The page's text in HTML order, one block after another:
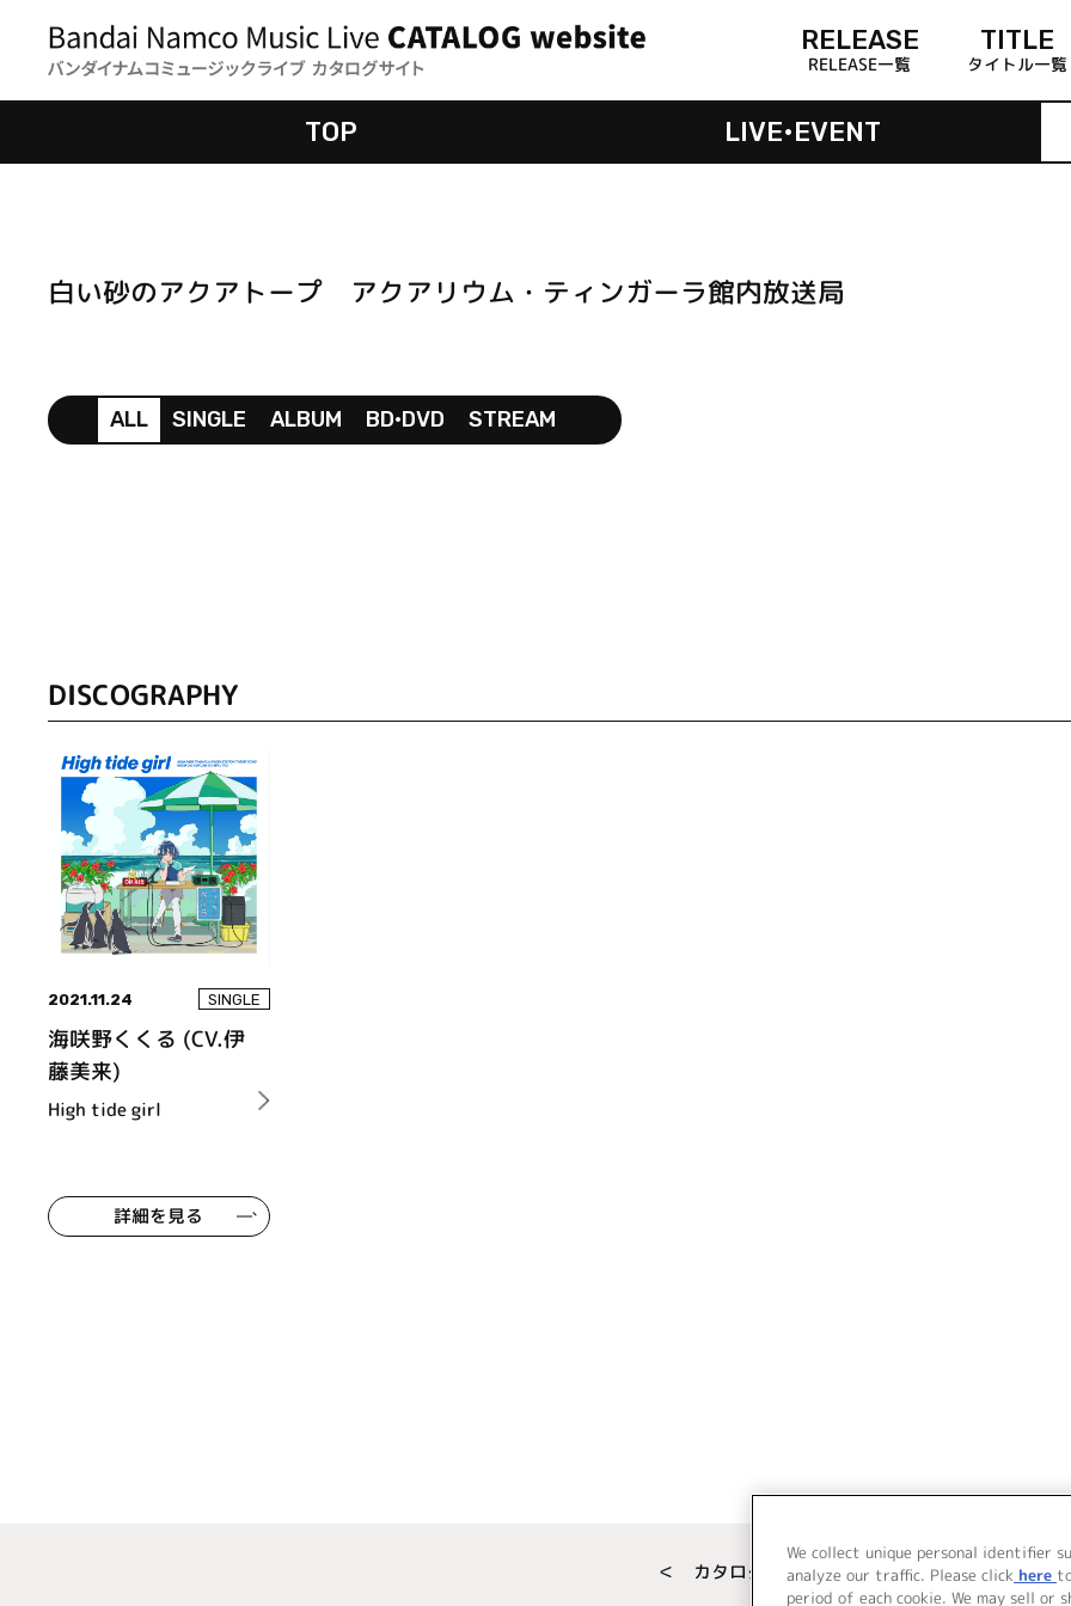
RELEASE
RELEASE一覧
TITLE
タイトル一覧
TOP LIVE•EVENT
白い砂のアクアトープ アクアリウム・ティンガーラ館内放送局
ALL SINGLE ALBUM BD•DVD STREAM
DISCOGRAPHY
2021.11.24 SINGLE
海咲野くくる (CV.伊
藤美来)
High tide girl
詳細を見る
＜ カタログサイト トップページへ
We collect unique personal identifier
analyze our traffic. Please click here
period of each cookie. We may sell